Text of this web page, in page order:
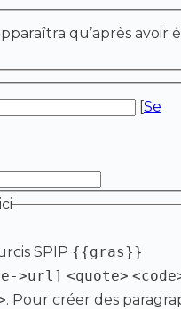
qu’après avoir
[Se
SPIP {{gras}}
>url] <quote>
. Pour créer des